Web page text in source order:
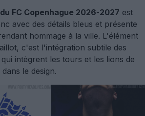
FC Copenhague 2026-2027 est
avec des détails bleus et présente
hommage à la ville. L'élément
c'est l'intégration subtile des
intègrent les tours et les lions de
le design.